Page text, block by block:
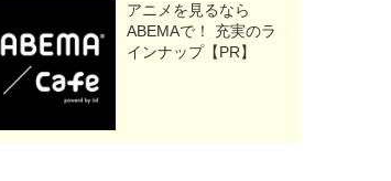
アニメを見るなら
ABEMAで！ 充実のラ
インナップ【PR】